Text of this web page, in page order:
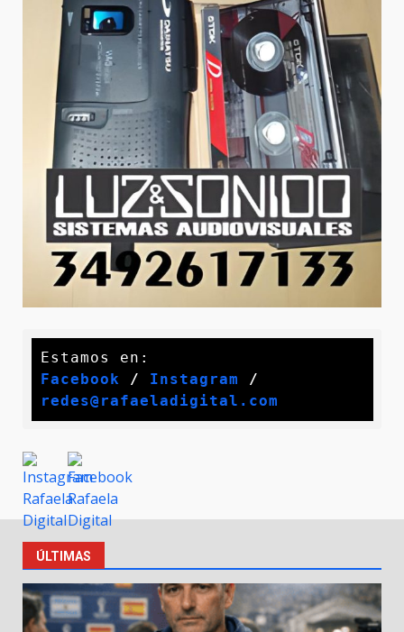
Facebook / Instagram /
redes@rafaeladigital.com
ÚLTIMAS